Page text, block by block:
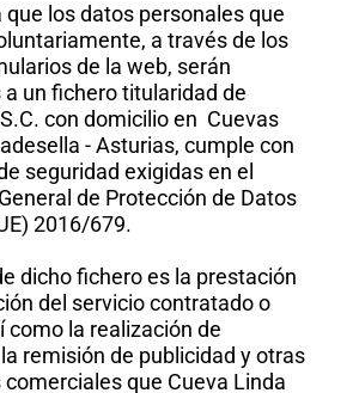
que los datos personales que
a través de los
de la web, serán
un fichero titularidad de
con domicilio en Cuevas
- Asturias, cumple con
seguridad exigidas en el
de Protección de Datos
2016/679.
dicho fichero es la prestación
del servicio contratado o
como la realización de
remisión de publicidad y otras
que Cueva Linda